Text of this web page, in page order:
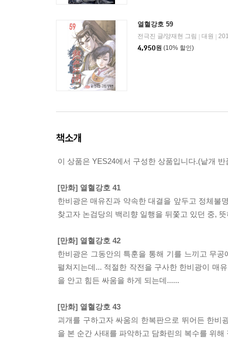
열혈강호 59
전극진 글/양재현 그림 대원
4,950원 (10% 할인)
책소개
이 상품은 YES24에서 구성한 상품입니다.(낱개 반
[만화] 열혈강호 41
한비광은 매유진과 약속한 대결을 앞두고 정체불
찾고자 논검당의 백리향 일행을 뒤쫓고 있던 중,
[만화] 열혈강호 42
한비광은 그동안의 특훈을 통해 기를 느끼고 무
펼쳐지는데... 적절한 작전을 구사한 한비광이 매
을 안고 힘든 싸움을 하게 되는데......
[만화] 열혈강호 43
괴개를 구하고자 싸움의 한복판으로 뛰어든 한비
을 본 순간 사태를 파악하고 담화린의 복수를 위